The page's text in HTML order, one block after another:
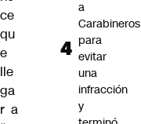
ce
qu
e
lle
ga
r a
a
Carabineros
para
evitar
una
infracción
y